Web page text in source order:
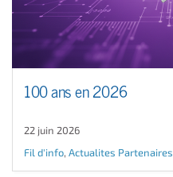
100 ans en 2026
22 juin 2026
Fil d'info, Actualites Partenaires